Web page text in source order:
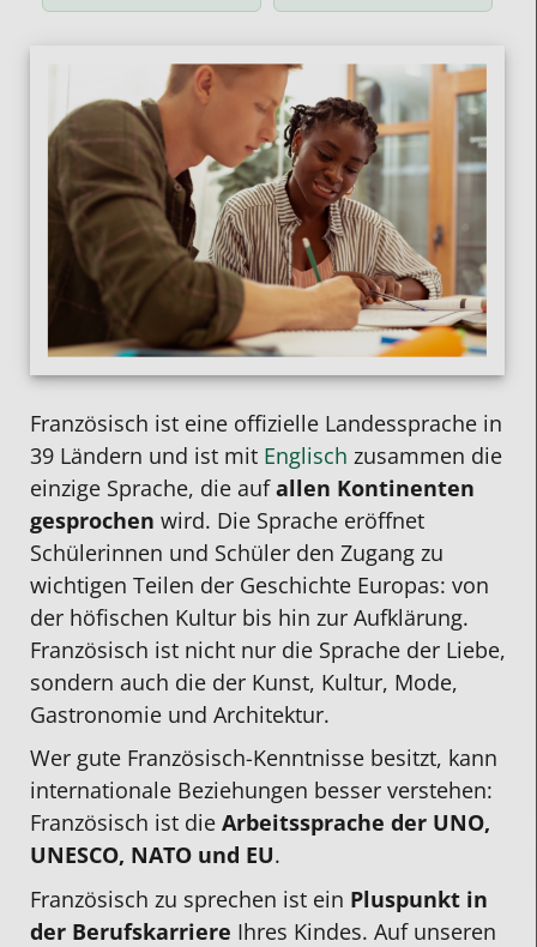
Französisch ist eine offizielle Landessprache in
39 Ländern und ist mit Englisch zusammen die
einzige Sprache, die aufallen Kontinenten
gesprochen wird. Die Sprache eröffnet
Schülerinnen und Schüler den Zugang zu
wichtigen Teilen der Geschichte Europas: von
der höfischen Kultur bis hin zur Aufklärung.
Französisch ist nicht nur die Sprache der Liebe,
sondern auch die der Kunst, Kultur, Mode,
Gastronomie und Architektur.
Wer gute Französisch-Kenntnisse besitzt, kann
internationale Beziehungen besser verstehen:
Französisch ist die Arbeitssprache der UNO,
UNESCO, NATO und EU.
Französisch zu sprechen ist ein Pluspunkt in
der Berufskarriere Ihres Kindes. Auf unseren